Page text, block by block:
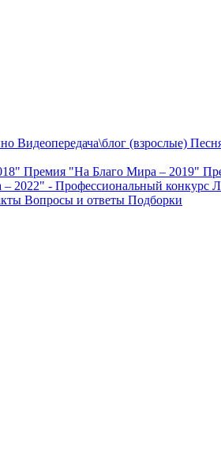
Видеопередача\блог (взрослые)
Премия "На Благо Мира – 2019"
2022" - Профессиональный конкурс
Вопросы и ответы Подборки